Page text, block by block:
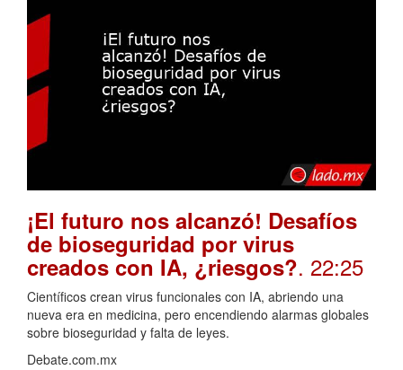
¡El futuro nos alcanzó! Desafíos
de bioseguridad por virus
creados con IA, ¿riesgos?. 22:25
Científicos crean virus funcionales con IA, abriendo una
nueva era en medicina, pero encendiendo alarmas globales
sobre bioseguridad y falta de leyes.
Debate.com.mx